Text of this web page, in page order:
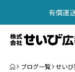
有償運
【2026年最新】有
書籍紹介
ブログ一覧 せいび